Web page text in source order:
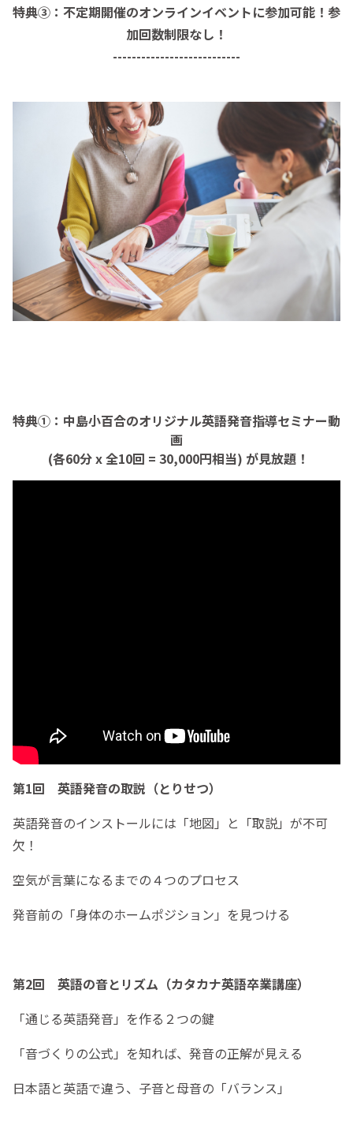
特典③：不定期開催のオンラインイベントに参加可能！参
加回数制限なし！
---------------------------
特典①：中島小百合のオリジナル英語発音指導セミナー動
画
(各60分 x 全10回 = 30,000円相当) が見放題！
第1回 英語発音の取説（とりせつ）
英語発音のインストールには「地図」と「取説」が不可
欠！
空気が言葉になるまでの４つのプロセス
発音前の「身体のホームポジション」を見つける
第2回 英語の音とリズム（カタカナ英語卒業講座）
「通じる英語発音」を作る２つの鍵
「音づくりの公式」を知れば、発音の正解が見える
日本語と英語で違う、子音と母音の「バランス」